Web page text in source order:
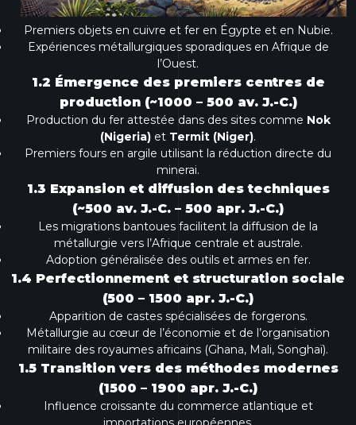
Premiers objets en cuivre et fer en Égypte et en Nubie.
Expériences métallurgiques sporadiques en Afrique de
l’Ouest.
1.2 Émergence des premiers centres de
production (~1000 – 500 av. J.-C.)
Production du fer attestée dans des sites comme Nok
(Nigeria) et Termit (Niger).
Premiers fours en argile utilisant la réduction directe du
minerai.
1.3 Expansion et diffusion des techniques
(~500 av. J.-C. – 500 apr. J.-C.)
Les migrations bantoues facilitent la diffusion de la
métallurgie vers l’Afrique centrale et australe.
Adoption généralisée des outils et armes en fer.
1.4 Perfectionnement et structuration sociale
(500 – 1500 apr. J.-C.)
Apparition de castes spécialisées de forgerons.
Métallurgie au cœur de l’économie et de l’organisation
militaire des royaumes africains (Ghana, Mali, Songhaï).
1.5 Transition vers des méthodes modernes
(1500 – 1900 apr. J.-C.)
Influence croissante du commerce atlantique et